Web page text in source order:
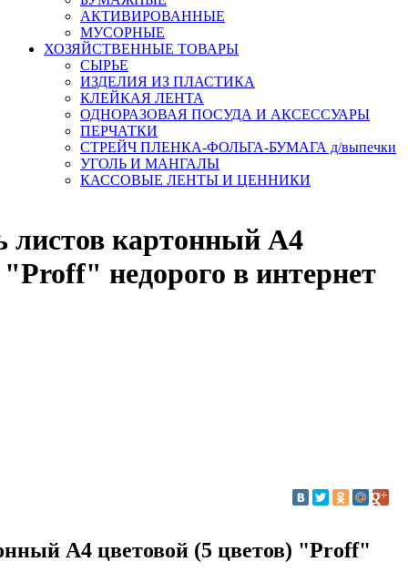
АКТИВИРОВАННЫЕ
МУСОРНЫЕ
ХОЗЯЙСТВЕННЫЕ ТОВАРЫ
СЫРЬЕ
ИЗДЕЛИЯ ИЗ ПЛАСТИКА
КЛЕЙКАЯ ЛЕНТА
ОДНОРАЗОВАЯ ПОСУДА И АКСЕССУАРЫ
ПЕРЧАТКИ
СТРЕЙЧ ПЛЕНКА-ФОЛЬГА-БУМАГА д/выпечки
УГОЛЬ И МАНГАЛЫ
КАССОВЫЕ ЛЕНТЫ И ЦЕННИКИ
листов картонный А4
"Proff" недорого в интернет
А4 цветовой (5 цветов) "Proff"